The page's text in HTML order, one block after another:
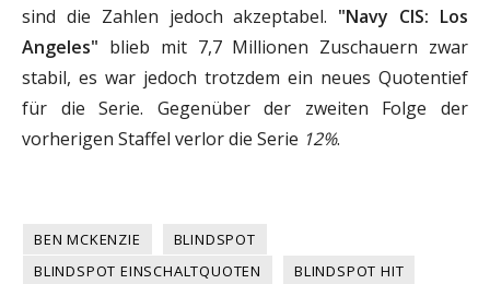
sind die Zahlen jedoch akzeptabel. "Navy CIS: Los
Angeles" blieb mit 7,7 Millionen Zuschauern zwar
stabil, es war jedoch trotzdem ein neues Quotentief
für die Serie. Gegenüber der zweiten Folge der
vorherigen Staffel verlor die Serie 12%.
BEN MCKENZIE
BLINDSPOT
BLINDSPOT EINSCHALTQUOTEN
BLINDSPOT HIT